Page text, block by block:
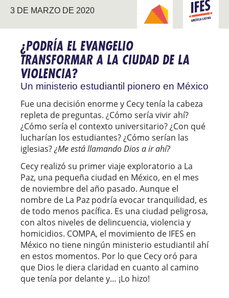
3 DE MARZO DE 2020
ABRIENDO NUEVOS
CAMINOS
AMÉRICA
LATINA
¿PODRÍA EL EVANGELIO
TRANSFORMAR A LA CIUDAD DE LA
VIOLENCIA?
Un ministerio estudiantil pionero en México
Fue una decisión enorme y Cecy tenía la cabeza
repleta de preguntas. ¿Cómo sería vivir ahí?
¿Cómo sería el contexto universitario? ¿Con qué
lucharían los estudiantes? ¿Cómo serían las
iglesias?¿Me está llamando Dios a ir ahí?
Cecy realizó su primer viaje exploratorio a La
Paz, una pequeña ciudad en México, en el mes
de noviembre del año pasado. Aunque el
nombre de La Paz podría evocar tranquilidad, es
de todo menos pacífica. Es una ciudad peligrosa,
con altos niveles de delincuencia, violencia y
homicidios. COMPA, el movimiento de IFES en
México no tiene ningún ministerio estudiantil ahí
en estos momentos. Por lo que Cecy oró para
que Dios le diera claridad en cuanto al camino
que tenía por delante y… ¡Lo hizo!